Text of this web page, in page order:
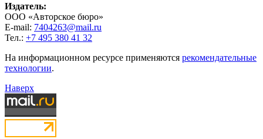
Издатель:
ООО «Авторское бюро»
E-mail: 7404263@mail.ru
Тел.: +7 495 380 41 32
На информационном ресурсе применяются рекомендательные
технологии.
Наверх